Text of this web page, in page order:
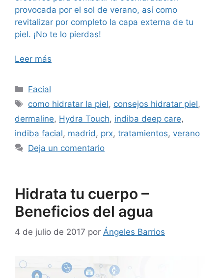
provocada por el sol de verano, así como
revitalizar por completo la capa externa de tu
piel. ¡No te lo pierdas!
Leer más
Facial
como hidratar la piel, consejos hidratar piel,
dermaline, Hydra Touch, indiba deep care,
indiba facial, madrid, prx, tratamientos, verano
Deja un comentario
Hidrata tu cuerpo –
Beneficios del agua
4 de julio de 2017 por Ángeles Barrios